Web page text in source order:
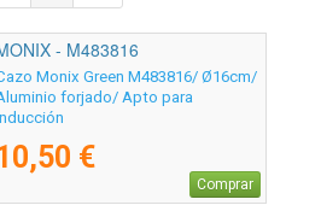
- M483816
Monix Green M483816/ Ø16cm/
forjado/ Apto para
€
Comprar